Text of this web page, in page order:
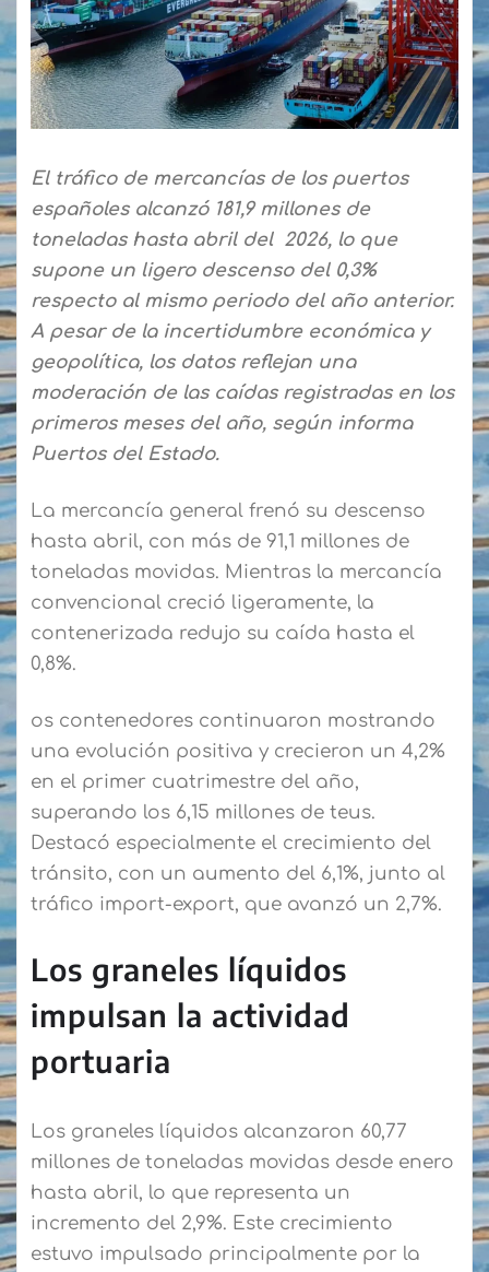
El tráfico de mercancías de los puertos
españoles alcanzó 181,9 millones de
toneladas hasta abril del 2026, lo que
supone un ligero descenso del 0,3%
respecto al mismo periodo del año anterior.
A pesar de la incertidumbre económica y
geopolítica, los datos reflejan una
moderación de las caídas registradas en los
primeros meses del año, según informa
Puertos del Estado.
La mercancía general frenó su descenso
hasta abril, con más de 91,1 millones de
toneladas movidas. Mientras la mercancía
convencional creció ligeramente, la
contenerizada redujo su caída hasta el
0,8%.
os contenedores continuaron mostrando
una evolución positiva y crecieron un 4,2%
en el primer cuatrimestre del año,
superando los 6,15 millones de teus.
Destacó especialmente el crecimiento del
tránsito, con un aumento del 6,1%, junto al
tráfico import-export, que avanzó un 2,7%.
Los graneles líquidos
impulsan la actividad
portuaria
Los graneles líquidos alcanzaron 60,77
millones de toneladas movidas desde enero
hasta abril, lo que representa un
incremento del 2,9%. Este crecimiento
estuvo impulsado principalmente por la